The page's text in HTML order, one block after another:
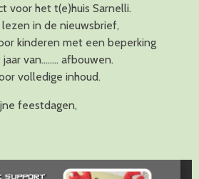
voor het t(e)huis Sarnelli.
in de nieuwsbrief,
kinderen met een beperking
van…….. afbouwen.
volledige inhoud.
feestdagen,